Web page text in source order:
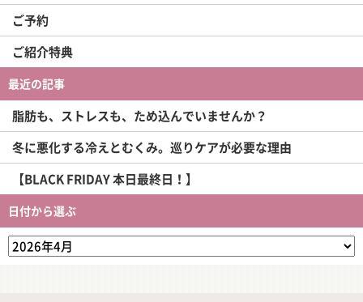
ご予約
ご紹介特典
最近の記事
脂肪も、ストレスも、ため込んでいませんか？
冬に悪化する冷えとむくみ。巡りケアが必要な理由
【BLACK FRIDAY 本日最終日！】
日付から選ぶ